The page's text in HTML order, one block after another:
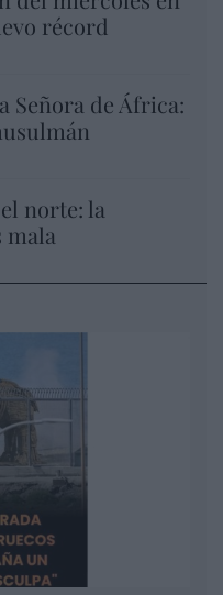
récord
Señora de África:
norte: la
mala